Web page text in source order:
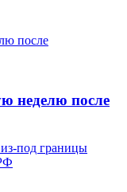
неделю после